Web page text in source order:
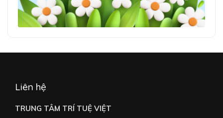
Liên hệ
TRUNG TÂM TRÍ TUỆ VIỆT